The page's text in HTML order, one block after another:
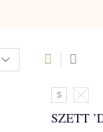
S M
SZETT